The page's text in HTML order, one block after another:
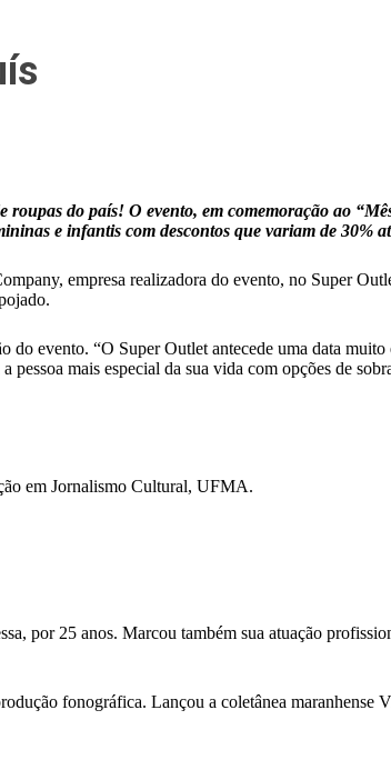
do país! O evento, em comemoração ao
e infantis com descontos que variam de 30%
empresa realizadora do evento, no Super
evento. “O Super Outlet antecede uma data
pessoa mais especial da sua vida com opções de
em Jornalismo Cultural, UFMA.
por 25 anos. Marcou também sua atuação
fonográfica. Lançou a coletânea